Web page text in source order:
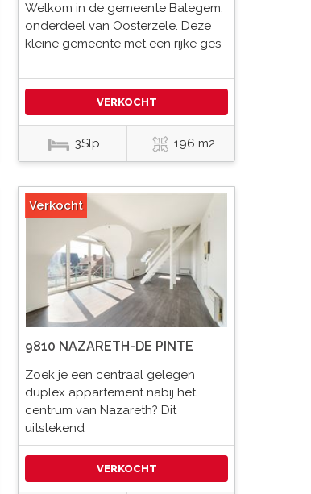
Welkom in de gemeente Balegem,
onderdeel van Oosterzele. Deze
kleine gemeente met een rijke ges
VERKOCHT
3Slp. 196 m2
Verkocht
9810 NAZARETH-DE PINTE
Zoek je een centraal gelegen
duplex appartement nabij het
centrum van Nazareth? Dit
uitstekend
VERKOCHT